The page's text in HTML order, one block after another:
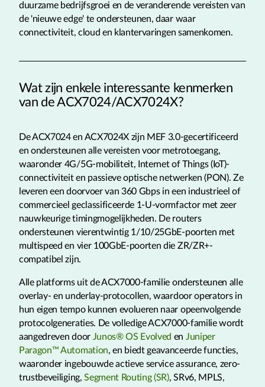
duurzame bedrijfsgroei en de veranderende vereisten van
de 'nieuwe edge' te ondersteunen, daar waar
connectiviteit, cloud en klantervaringen samenkomen.
Wat zijn enkele interessante kenmerken
van de ACX7024/ACX7024X?
De ACX7024 en ACX7024X zijn MEF 3.0-gecertificeerd
en ondersteunen alle vereisten voor metrotoegang,
waaronder 4G/5G-mobiliteit, Internet of Things (IoT)-
connectiviteit en passieve optische netwerken (PON). Ze
leveren een doorvoer van 360 Gbps in een industrieel of
commercieel geclassificeerde 1-U-vormfactor met zeer
nauwkeurige timingmogelijkheden. De routers
ondersteunen vierentwintig 1/10/25GbE-poorten met
multispeed en vier 100GbE-poorten die ZR/ZR+-
compatibel zijn.
Alle platforms uit de ACX7000-familie ondersteunen alle
overlay- en underlay-protocollen, waardoor operators in
hun eigen tempo kunnen evolueren naar opeenvolgende
protocolgeneraties. De volledige ACX7000-familie wordt
aangedreven door Junos® OS Evolved en Juniper
Paragon™ Automation, en biedt geavanceerde functies,
waaronder ingebouwde actieve service assurance, zero-
trustbeveiliging,Segment Routing (SR), SRv6, MPLS,